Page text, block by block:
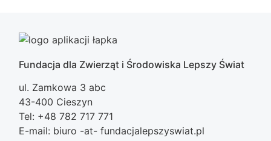
Fundacja dla Zwierząt i Środowiska Lepszy Świat
ul. Zamkowa 3 abc
43-400 Cieszyn
Tel: +48 782 717 771
E-mail: biuro -at- fundacjalepszyswiat.pl